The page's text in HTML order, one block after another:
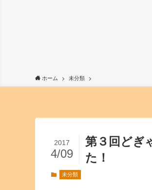
ホーム 未分類
第３回どぎ
た！
2017
4/09
未分類